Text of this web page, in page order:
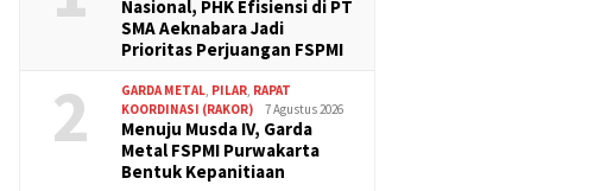
Nasional, PHK Efisiensi di PT
SMA Aeknabara Jadi
Prioritas Perjuangan FSPMI
2 GARDA METAL PILAR RAPAT
KOORDINASI (RAKOR)
7 Agustus 2026
Menuju Musda IV, Garda
Metal FSPMI Purwakarta
Bentuk Kepanitiaan